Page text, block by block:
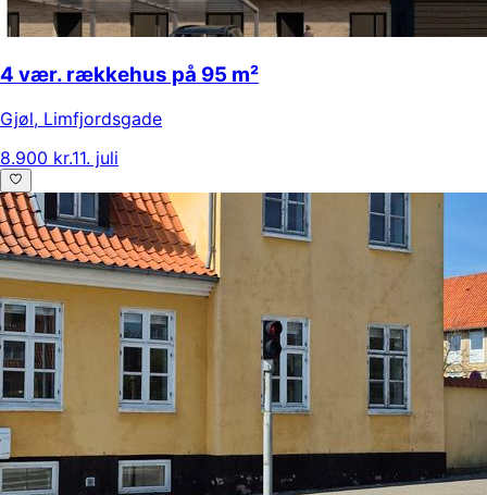
4 vær. rækkehus på 95 m²
Gjøl, Limfjordsgade
8.900 kr.11. juli